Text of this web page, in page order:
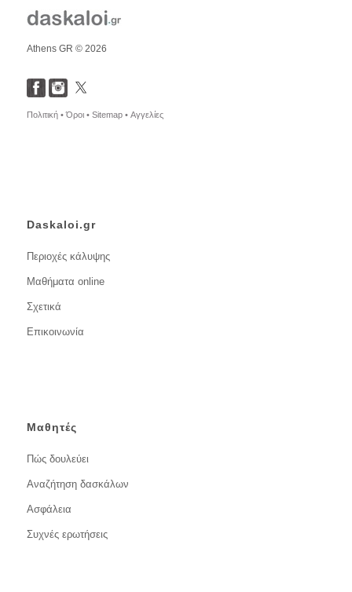
Athens GR © 2026
Πολιτική •Όροι • Sitemap • Αγγελίες
Daskaloi.gr
Περιοχές κάλυψης
Μαθήματα online
Σχετικά
Επικοινωνία
Μαθητές
Πώς δουλεύει
Αναζήτηση δασκάλων
Ασφάλεια
Συχνές ερωτήσεις